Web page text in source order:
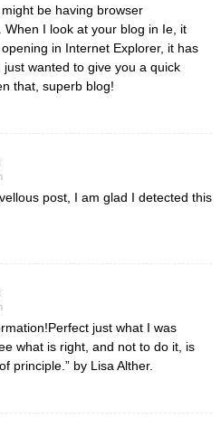
be having browser
When I look at your blog in Ie, it
in Internet Explorer, it has
wanted to give you a quick
that, superb blog!
post, I am glad I detected this
just what I was
what is right, and not to do it, is
principle.” by Lisa Alther.